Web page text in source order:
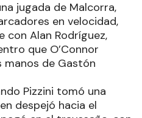
jugada de Malcorra,
en velocidad,
Alan Rodríguez,
que O’Connor
manos de Gastón
Pizzini tomó una
despejó hacia el